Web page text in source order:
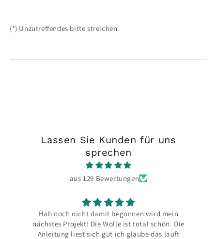
(*) Unzutreffendes bitte streichen.
Lassen Sie Kunden für uns
sprechen
aus 129 Bewertungen
wird mein
total schön. Die
das läuft
Bin jedes Mal aufs Neue begeistert, tolle
und das Paket sehr liebevoll